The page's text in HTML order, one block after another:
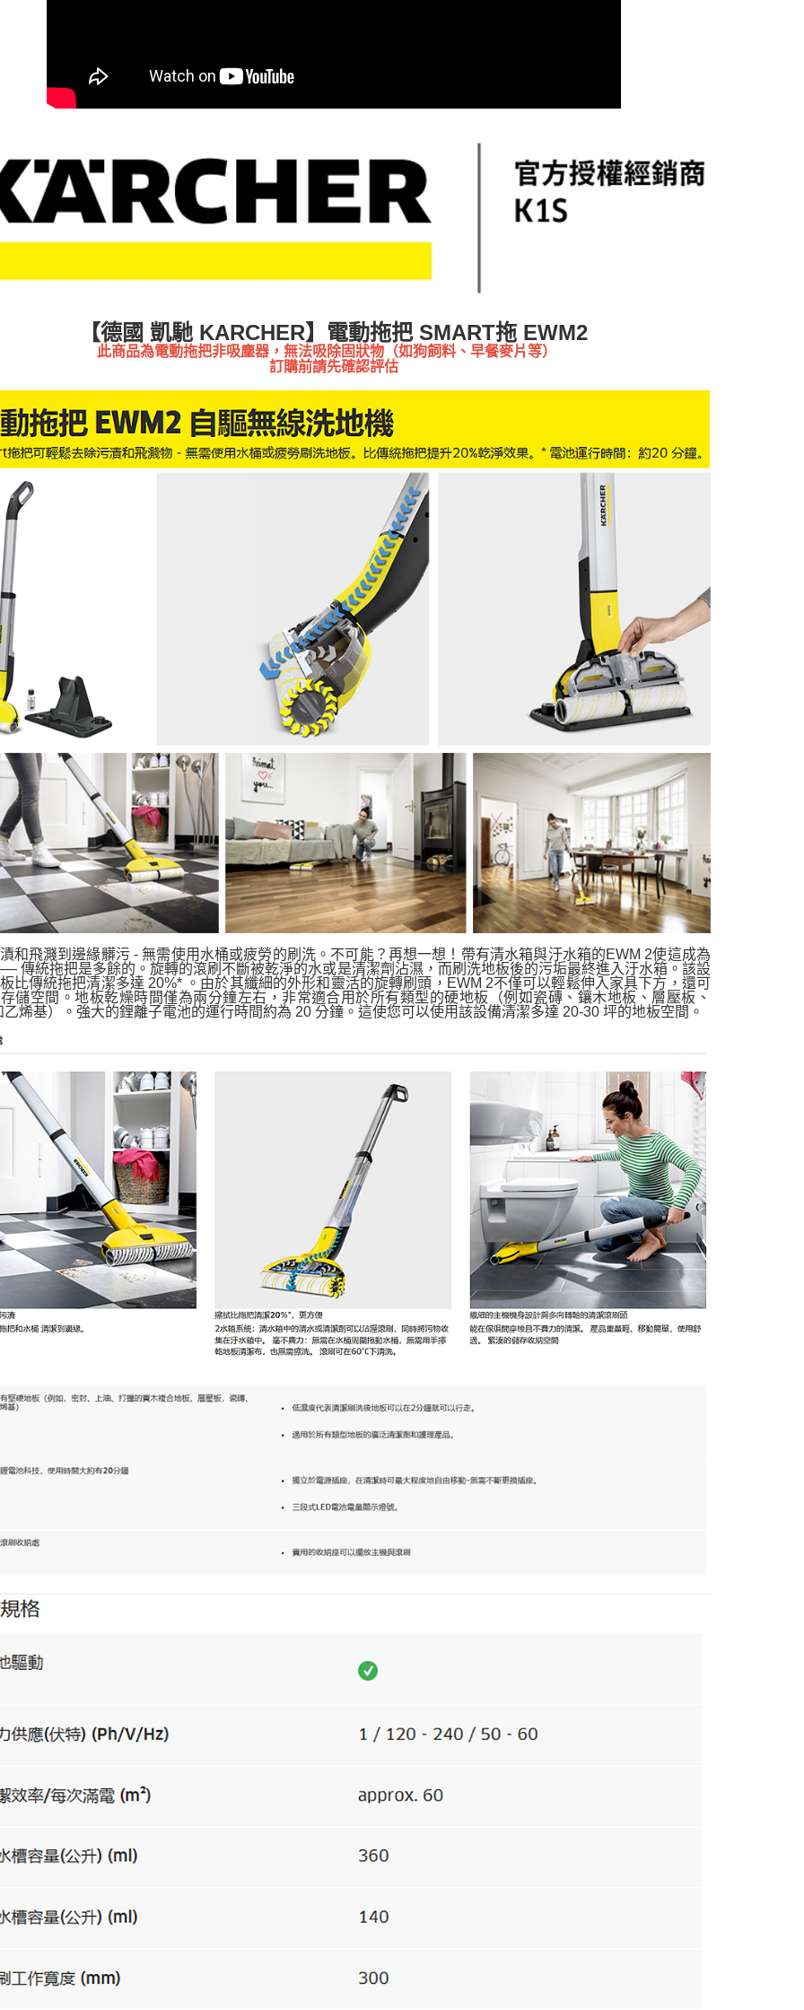
【德國 凱馳 KARCHER】電動拖把 SMART拖 EWM2
此商品為電動拖把非吸塵器，無法吸除固狀物（如狗飼料、早餐麥片等）
訂購前請先確認評估
和飛濺到邊緣髒污 - 無需使用水桶或疲勞的刷洗。不可能？再想一想！帶有清水箱與汙水箱的EWM 2使這成為
傳統拖把是多餘的。旋轉的滾刷不斷被乾淨的水或是清潔劑沾濕，而刷洗地板後的污垢最終進入汙水箱。該設
比傳統拖把清潔多達 20%* 。由於其纖細的外形和靈活的旋轉刷頭，EWM 2不僅可以輕鬆伸入家具下方，還可
儲空間。地板乾燥時間僅為兩分鐘左右，非常適合用於所有類型的硬地板（例如瓷磚、鑲木地板、層壓板、
乙烯基）。強大的鋰離子電池的運行時間約為 20 分鐘。這使您可以使用該設備清潔多達 20-30 坪的地板空間。